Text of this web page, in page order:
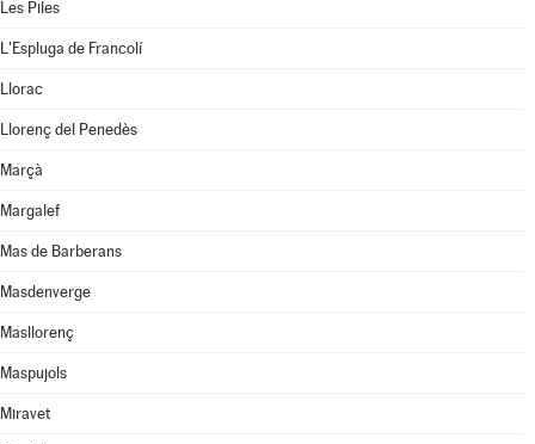
Les Piles
L'Espluga de Francolí
Llorac
Llorenç del Penedès
Marçà
Margalef
Mas de Barberans
Masdenverge
Masllorenç
Maspujols
Miravet